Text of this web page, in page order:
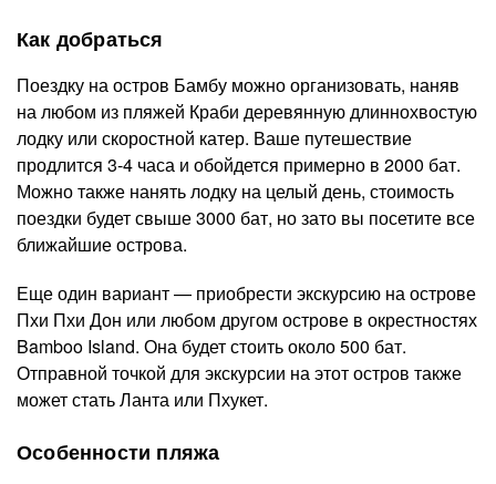
Как добраться
Поездку на остров Бамбу можно организовать, наняв
на любом из пляжей Краби деревянную длиннохвостую
лодку или скоростной катер. Ваше путешествие
продлится 3-4 часа и обойдется примерно в 2000 бат.
Можно также нанять лодку на целый день, стоимость
поездки будет свыше 3000 бат, но зато вы посетите все
ближайшие острова.
Еще один вариант — приобрести экскурсию на острове
Пхи Пхи Дон или любом другом острове в окрестностях
Bamboo Island. Она будет стоить около 500 бат.
Отправной точкой для экскурсии на этот остров также
может стать Ланта или Пхукет.
Особенности пляжа